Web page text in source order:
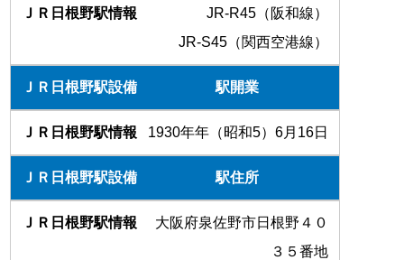
JR-R45（阪和線）
JR-S45（関西空港線）
駅開業
1930年年（昭和5）6月16日
駅住所
大阪府泉佐野市日根野４０
３５番地